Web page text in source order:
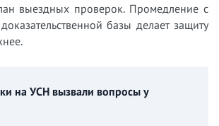
выездных проверок. Промедление с
базы делает защиту
на УСН вызвали вопросы у